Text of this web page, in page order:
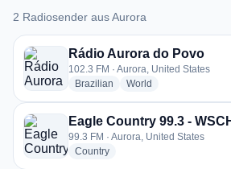
2 Radiosender aus Aurora
2 Radiosender aus Aurora
Rádio Aurora do Povo
102.3 FM · Aurora, United States
Brazilian radio stations
World
Eagle Country 99.3 -
99.3 FM · Aurora, United States
Countryradio stations